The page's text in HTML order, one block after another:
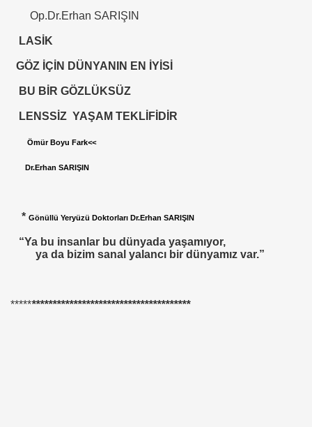
Op.Dr.Erhan SARIŞIN
LASİK
GÖZ İÇİN DÜNYANIN EN İYİSİ
BU BİR GÖZLÜKSÜZ
LENSSİZ YAŞAM TEKLİFİDİR
Ömür Boyu Fark<<
Dr.Erhan SARIŞIN
* Gönüllü Yeryüzü Doktorları Dr.Erhan SARIŞIN
“Ya bu insanlar bu dünyada yaşamıyor,
ya da bizim sanal yalancı bir dünyamız var.”
*******************************************
ÇELİK
EROĞLU